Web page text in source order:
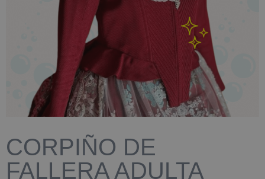
CORPIÑO DE
FALLERA ADULTA